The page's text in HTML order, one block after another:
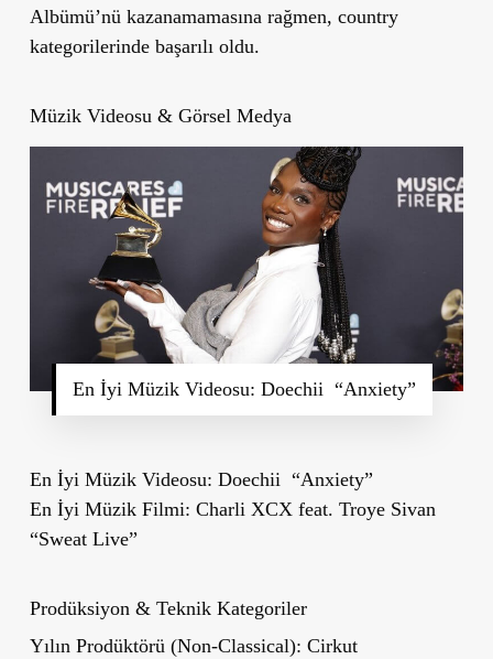
Albümü’nü kazanamamasına rağmen, country
kategorilerinde başarılı oldu.
Müzik Videosu & Görsel Medya
En İyi Müzik Videosu: Doechii “Anxiety”
En İyi Müzik Videosu: Doechii “Anxiety”
En İyi Müzik Filmi: Charli XCX feat. Troye Sivan
“Sweat Live”
Prodüksiyon & Teknik Kategoriler
Yılın Prodüktörü (Non-Classical): Cirkut